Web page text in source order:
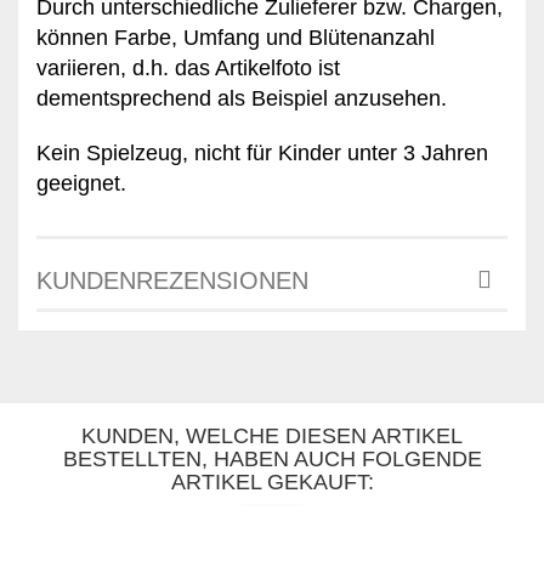
Durch unterschiedliche Zulieferer bzw. Chargen,
können Farbe, Umfang und Blütenanzahl
variieren, d.h. das Artikelfoto ist
dementsprechend als Beispiel anzusehen.
Kein Spielzeug, nicht für Kinder unter 3 Jahren
geeignet.
KUNDENREZENSIONEN
KUNDEN, WELCHE DIESEN ARTIKEL
BESTELLTEN, HABEN AUCH FOLGENDE
ARTIKEL GEKAUFT: